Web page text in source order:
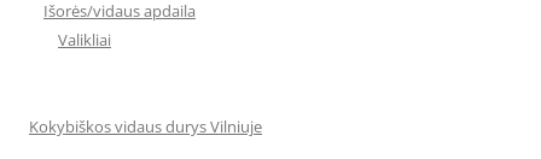
Išorės/vidaus apdaila
Valikliai
Kokybiškos vidaus durys Vilniuje